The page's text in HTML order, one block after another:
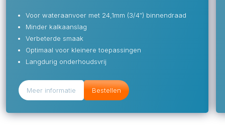
Voor wateraanvoer met 24,1mm (3/4″) binnendraad
Minder kalkaanslag
Verbeterde smaak
Optimaal voor kleinere toepassingen
Langdurig onderhoudsvrij
Meer informatie Bestellen